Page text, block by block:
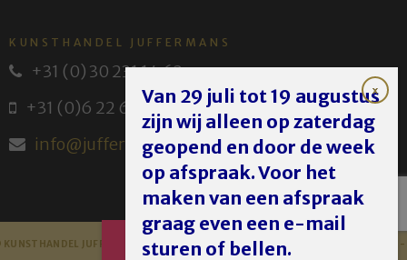
AFSPRAAK
MAKEN
KUNSTHANDEL JUFFERMANS
+31 (0) 30 231 14 63
+31 (0)6 22 614 582
info@juffermans.nl
JUFFERMANS - JUFFERMANS FINE ART 2023 -
Van 29 juli tot 19 augustus
zijn wij alleen op zaterdag
geopend en door de week
op afspraak. Voor het
maken van een afspraak
graag even een e-mail
sturen of bellen.